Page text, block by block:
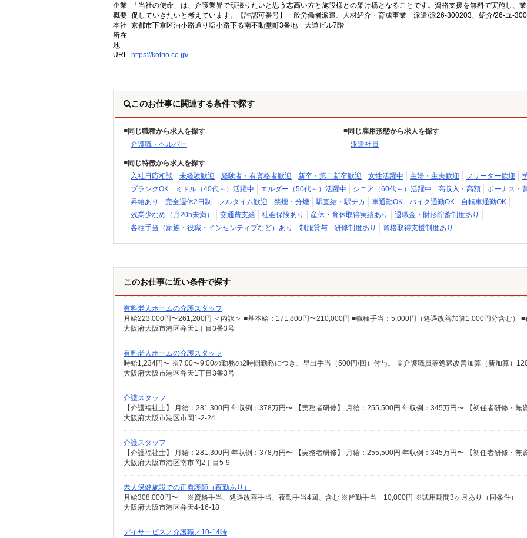
企業
概要
「当社の使命」は、介護業界で頑張りたいと思う志高い方と施設様との架け橋となることです。資格支援を無料で実施し、
促していきたいと考えています。【許認可番号】一般労働者派遣、人材紹介・育成事業 派遣/派26-300203、紹介/26-ユ-
本社
所在
地
京都市下京区油小路通り塩小路下る南不動堂町3番地 大道ビル7階
URL https://kotrio.co.jp/
このお仕事に関連する条件で探す
同じ職種から求人を探す
介護職・ヘルパー
同じ雇用形態から求人を探す
派遣社員
同じ特徴から求人を探す
入社日応相談
未経験歓迎 経験者・有資格者歓迎 新卒・第二新卒歓迎 女性活躍中 主婦・主夫歓迎 フリーター歓迎
ブランクOK
ミドル（40代～）活躍中 エルダー（50代～）活躍中 シニア（60代～）活躍中 高収入・高額
ボーナス・
昇給あり
完全週休2日制 フルタイム歓迎 禁煙・分煙 駅直結・駅チカ 車通勤OK バイク通勤OK
自転車通勤OK
残業少なめ（月20h未満）
交通費支給 社会保険あり 産休・育休取得実績あり
退職金・財形貯蓄制度あり
各種手当（家族・役職・インセンティブなど）あり
制服貸与 研修制度あり 資格取得支援制度あり
このお仕事に近い条件で探す
有料老人ホームの介護スタッフ
大阪府大阪市港区弁天1丁目3番3号
有料老人ホームの介護スタッフ
大阪府大阪市港区弁天1丁目3番3号
介護スタッフ
大阪府大阪市港区市岡1-2-24
介護スタッフ
大阪府大阪市港区南市岡2丁目5-9
老人保健施設での正看護師（夜勤あり）
月給308,000円〜 ※資格手当、処遇改善手当、夜勤手当4回、含む ※皆勤手当 10,000円 ※試用期間3ヶ月あり（同条件）
大阪府大阪市港区弁天4-16-18
デイサービス／介護職／10-14時